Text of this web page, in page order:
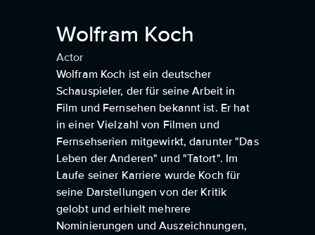
Wolfram Koch
Actor
Wolfram Koch ist ein deutscher
Schauspieler, der für seine Arbeit in
Film und Fernsehen bekannt ist. Er hat
in einer Vielzahl von Filmen und
Fernsehserien mitgewirkt, darunter "Das
Leben der Anderen" und "Tatort". Im
Laufe seiner Karriere wurde Koch für
seine Darstellungen von der Kritik
gelobt und erhielt mehrere
Nominierungen und Auszeichnungen,